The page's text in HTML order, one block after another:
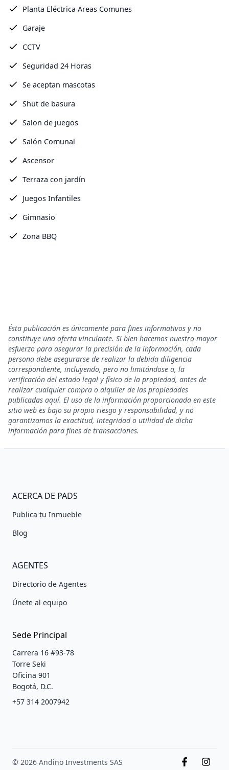
Planta Eléctrica Areas Comunes
Garaje
CCTV
Seguridad 24 Horas
Se aceptan mascotas
Shut de basura
Salon de juegos
Salón Comunal
Ascensor
Terraza con jardín
Juegos Infantiles
Gimnasio
Zona BBQ
Ésta publicación es únicamente para fines informativos y no
constituye una oferta vinculante. Si bien hacemos nuestro mayor
esfuerzo para asegurar la precisión de la información, cada
persona debe asegurarse de realizar la debida diligencia
correspondiente, incluyendo, pero no limitándose a, la
verificación del estado legal y físico de la propiedad, antes de
realizar cualquier compra o alquiler de las propiedades
publicadas aquí. El uso de la información proporcionada en este
sitio web es bajo su propio riesgo y responsabilidad, y no
garantizamos la exactitud, integridad o utilidad de dicha
información para fines de transacciones.
ACERCA DE PADS
Publica tu Inmueble
Blog
AGENTES
Directorio de Agentes
Únete al equipo
Sede Principal
Carrera 16 #93-78
Torre Seki
Oficina 901
Bogotá, D.C.
+57 314 2007942
© 2026 Andino Investments SAS